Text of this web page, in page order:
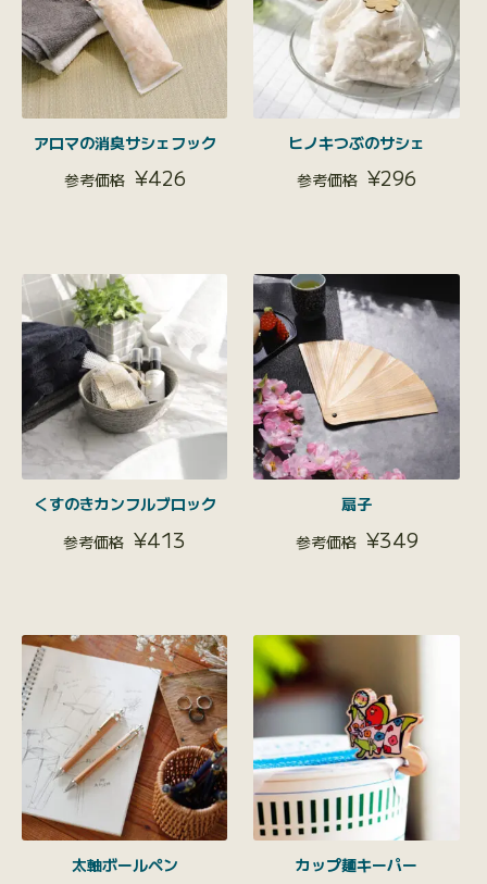
アロマの消臭サシェフック
¥426
ヒノキつぶのサシェ
¥296
くすのきカンフルブロック
¥413
扇子
¥349
太軸ボールペン カップ麺キーパー